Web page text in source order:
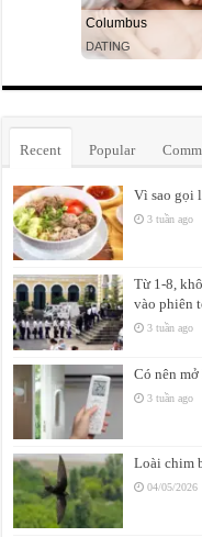
Recent Popular
Vì sao gọi
3 tuần ago
Từ 1-8,
vào phiên
3 tuần ago
Có nên
3 tuần ago
Loài chim
04/05/2026